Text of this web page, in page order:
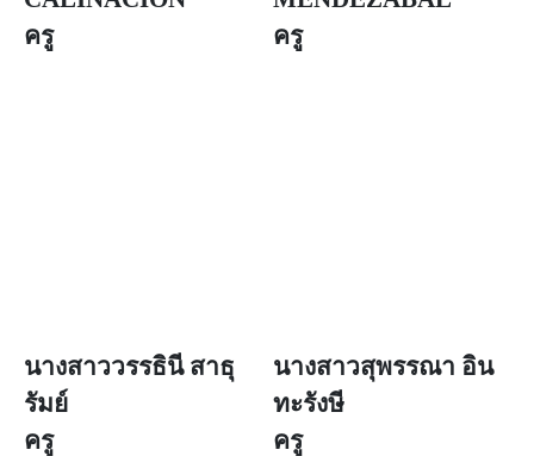
ครู
ครู
นางสาววรรธินี สาธุ
รัมย์
ครู
นางสาวสุพรรณา อิน
ทะรังษี
ครู